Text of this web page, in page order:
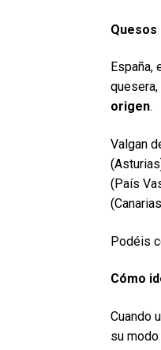
Quesos
España,
origen.
Valgan
(País
Podéis
Cómo
Cuando
su